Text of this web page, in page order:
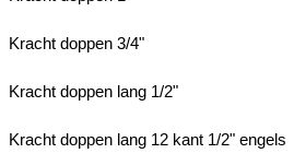
Kracht doppen 3/4"
Kracht doppen lang 1/2"
Kracht doppen lang 12 kant 1/2" engels